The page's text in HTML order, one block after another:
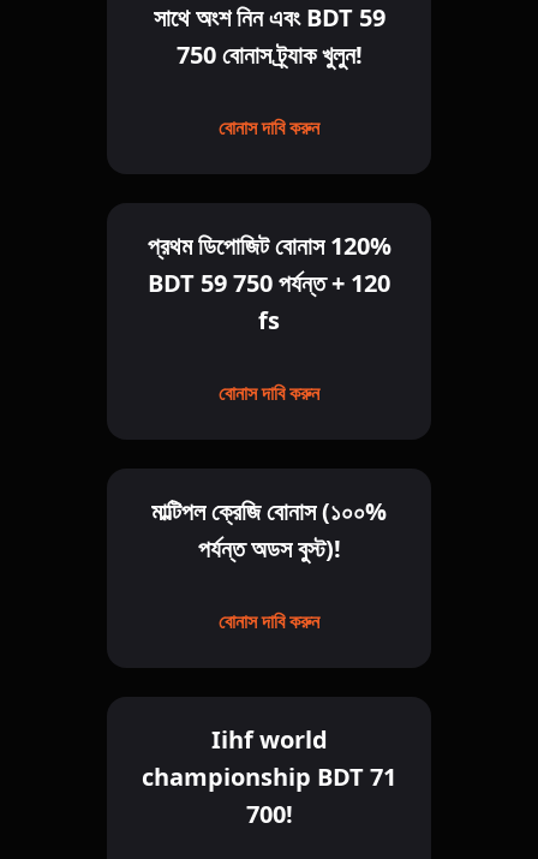
সাথে অংশ নিন এবং BDT 59
750 বোনাস ট্র্যাক খুলুন!
বোনাস দাবি করুন
প্রথম ডিপোজিট বোনাস 120%
BDT 59 750 পর্যন্ত + 120
fs
বোনাস দাবি করুন
মাল্টিপল ক্রেজি বোনাস (১০০%
পর্যন্ত অডস বুস্ট)!
বোনাস দাবি করুন
Iihf world
championship BDT 71
700!